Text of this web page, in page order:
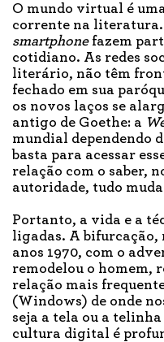
O mundo virtual é
corrente na literatura.
smartphonefazem
cotidiano. As redes
literário, não têm
fechado em sua
os novos laços se
antigo de Goethe: a
mundial dependendo
basta para acessar
relação com o saber,
autoridade, tudo
Portanto, a vida e a
ligadas. A
anos 1970, com o
remodelou o homem,
relação mais
(Windows) de onde
seja a tela ou a
cultura digital é